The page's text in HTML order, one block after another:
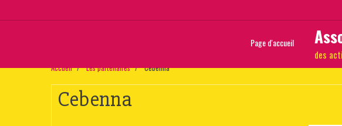
Page d'accueil
des
Accueil Les partenaires Cebenna
Cebenna